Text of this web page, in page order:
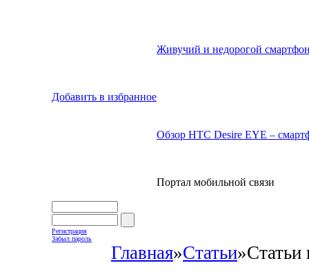
Добавить в избранное
Живучий и недорогой
Обзор HTC Desire EYE –
Портал мобильной связи
Регистрация
Забыл пароль
Главная»Статьи»Статьи